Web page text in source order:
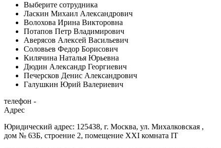
Выберите сотрудника
Ласкин Михаил Александрович
Волохова Ирина Викторовна
Потапов Петр Владимирович
Аверясов Алексей Васильевич
Соловьев Федор Борисович
Килячина Наталья Юрьевна
Дюдин Александр Георгиевич
Печерсков Денис Александрович
Галушкин Юрий Валериевич
телефон -
Адрес
Юридический адрес: 125438, г. Москва, ул. Михалковская ,
дом № 63Б, строение 2, помещение XXI комната IT